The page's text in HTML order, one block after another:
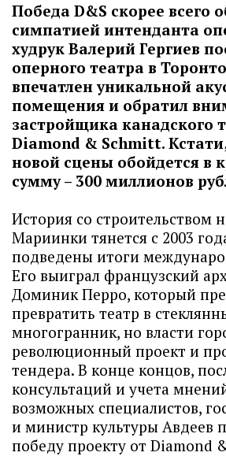
Победа D&S скорее всего
симпатией интенданта
худрук Валерий Гергиев
оперного театра в
впечатлен уникальной
помещения и обратил
застройщика канадского
Diamond & Schmitt.
новой сцены обойдется в
сумму – 300 миллионов
История со строительством
Мариинки тянется с 2003
подведены итоги
Его выиграл французский
Доминик Перро, который
превратить театр в
многогранник, но власти
революционный проект и
тендера. В конце концов,
консультаций и учета
возможных специалистов,
и министр культуры Авдеев
победу проекту от Diamond